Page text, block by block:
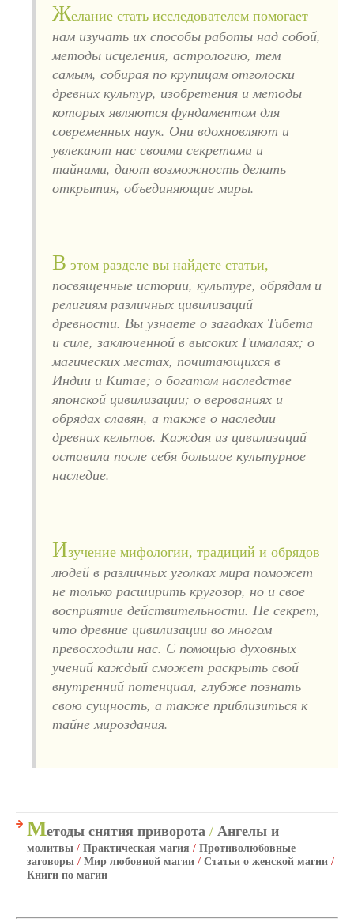
Желание стать исследователем помогает
нам изучать их способы работы над собой,
методы исцеления, астрологию, тем
самым, собирая по крупицам отголоски
древних культур, изобретения и методы
которых являются фундаментом для
современных наук. Они вдохновляют и
увлекают нас своими секретами и
тайнами, дают возможность делать
открытия, объединяющие миры.
В этом разделе вы найдете статьи,
посвященные истории, культуре, обрядам и
религиям различных цивилизаций
древности. Вы узнаете о загадках Тибета
и силе, заключенной в высоких Гималаях; о
магических местах, почитающихся в
Индии и Китае; о богатом наследстве
японской цивилизации; о верованиях и
обрядах славян, а также о наследии
древних кельтов. Каждая из цивилизаций
оставила после себя большое культурное
наследие.
Изучение мифологии, традиций и обрядов
людей в различных уголках мира поможет
не только расширить кругозор, но и свое
восприятие действительности. Не секрет,
что древние цивилизации во многом
превосходили нас. С помощью духовных
учений каждый сможет раскрыть свой
внутренний потенциал, глубже познать
свою сущность, а также приблизиться к
тайне мироздания.
Методы снятия приворота / Ангелы и
молитвы / Практическая магия / Противолюбовные
заговоры / Мир любовной магии / Статьи о женской магии /
Книги по магии